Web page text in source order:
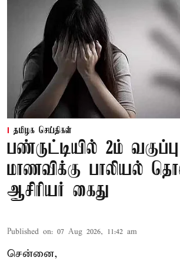
தமிழக செய்திகள்
பண்ருட்டியில் 2ம் வகுப்பு
மாணவிக்கு பாலியல்
ஆசிரியர் கைது
Published on: 07 Aug 2026, 11:42 am
சென்னை,